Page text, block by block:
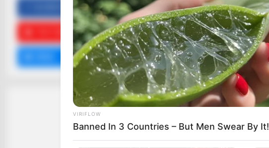
ΑΡΈΣΕΙ
ΕΓΓΡΑΦΕΊΤΕ
ΑΚΟΛΟΥΘΉΣΤΕ
VIRIFLOW
Banned In 3 Countries – But Men Swear By It!